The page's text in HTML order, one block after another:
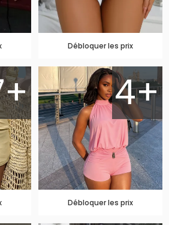
Débloquer les prix
4+
Débloquer les prix